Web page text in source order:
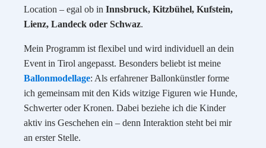
Location – egal ob in Innsbruck, Kitzbühel, Kufstein,
Lienz, Landeck oder Schwaz.
Mein Programm ist flexibel und wird individuell an dein
Event in Tirol angepasst. Besonders beliebt ist meine
Ballonmodellage: Als erfahrener Ballonkünstler forme
ich gemeinsam mit den Kids witzige Figuren wie Hunde,
Schwerter oder Kronen. Dabei beziehe ich die Kinder
aktiv ins Geschehen ein – denn Interaktion steht bei mir
an erster Stelle.